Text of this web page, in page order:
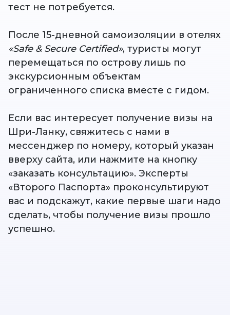
тест не потребуется.
После 15-дневной самоизоляции в отелях
«Safe & Secure Certified», туристы могут
перемещаться по острову лишь по
экскурсионным объектам
ограниченного списка вместе с гидом.
Если вас интересует получение визы на
Шри-Ланку, свяжитесь с нами в
мессенджер по номеру, который указан
вверху сайта, или нажмите на кнопку
«заказать консультацию». Эксперты
«Второго Паспорта» проконсультируют
вас и подскажут, какие первые шаги надо
сделать, чтобы получение визы прошло
успешно.